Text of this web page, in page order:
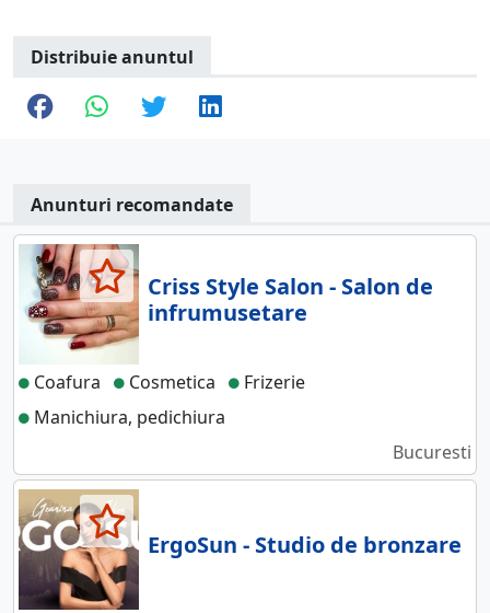
Distribuie anuntul
Anunturi recomandate
Criss Style Salon - Salon de
infrumusetare
Coafura Cosmetica
Frizerie
Manichiura, pedichiura
Bucuresti
ErgoSun - Studio de bronzare